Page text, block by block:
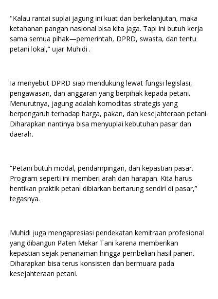
"Kalau rantai suplai jagung ini kuat dan berkelanjutan, maka
ketahanan pangan nasional bisa kita jaga. Tapi ini butuh kerja
sama semua pihak—pemerintah, DPRD, swasta, dan tentu
petani lokal,” ujar Muhidi .
Ia menyebut DPRD siap mendukung lewat fungsi legislasi,
pengawasan, dan anggaran yang berpihak kepada petani.
Menurutnya, jagung adalah komoditas strategis yang
berpengaruh terhadap harga, pakan, dan kesejahteraan petani.
Diharapkan nantinya bisa menyuplai kebutuhan pasar dan
daerah.
“Petani butuh modal, pendampingan, dan kepastian pasar.
Program seperti ini memberi arah dan harapan. Kita harus
hentikan praktik petani dibiarkan bertarung sendiri di pasar,”
tegasnya.
Muhidi juga mengapresiasi pendekatan kemitraan profesional
yang dibangun Paten Mekar Tani karena memberikan
kepastian sejak penanaman hingga pembelian hasil panen.
Diharapkan bisa terus konsisten dan bermuara pada
kesejahteraan petani.